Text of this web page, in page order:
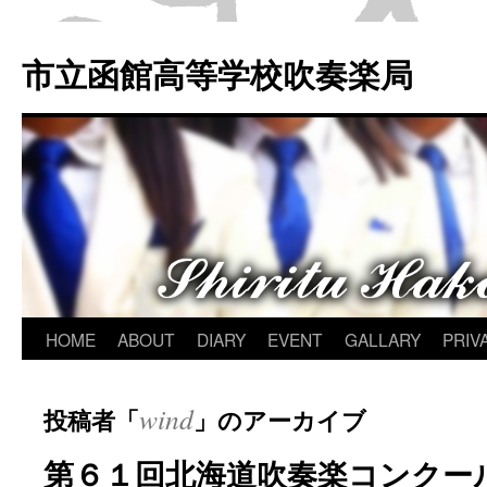
市立函館高等学校吹奏楽局
テ
ン
HOME ABOUT DIARY EVENT GALLARY
投稿者「wind」のアーカイブ
第６１回北海道吹奏楽コンクー